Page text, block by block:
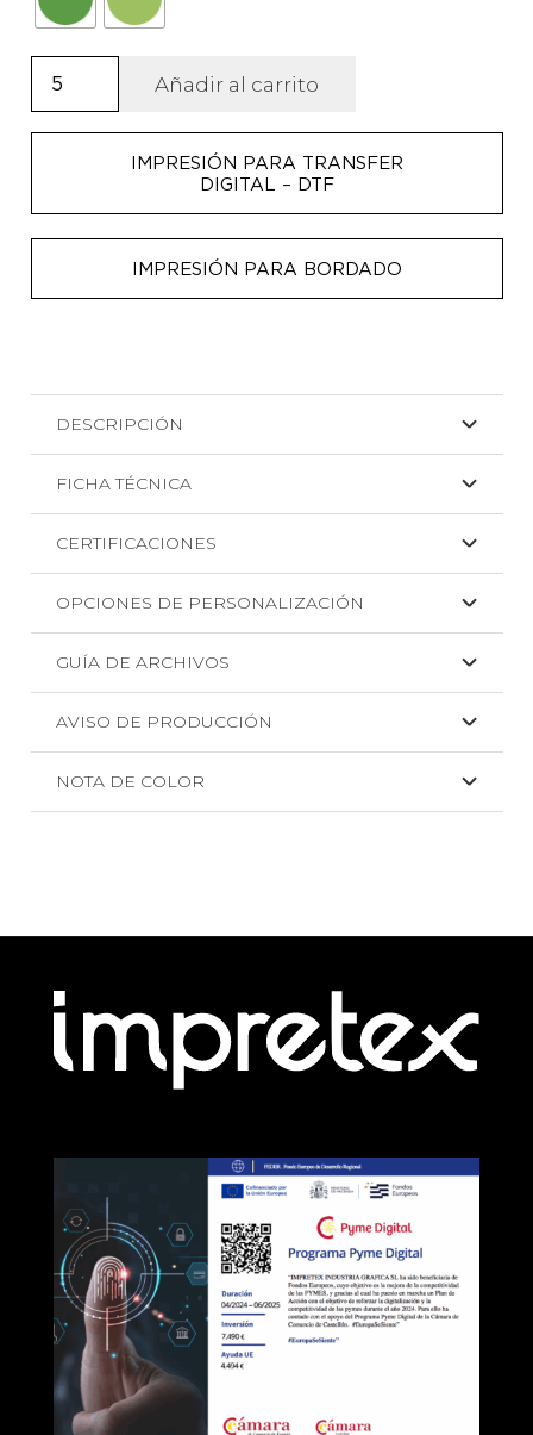
Mochila
en
Tucan
Añadir al carrito
IMPRESIÓN PARA TRANSFER
DIGITAL – DTF
IMPRESIÓN PARA BORDADO
DESCRIPCIÓN
FICHA TÉCNICA
CERTIFICACIONES
OPCIONES DE PERSONALIZACIÓN
GUÍA DE ARCHIVOS
AVISO DE PRODUCCIÓN
NOTA DE COLOR